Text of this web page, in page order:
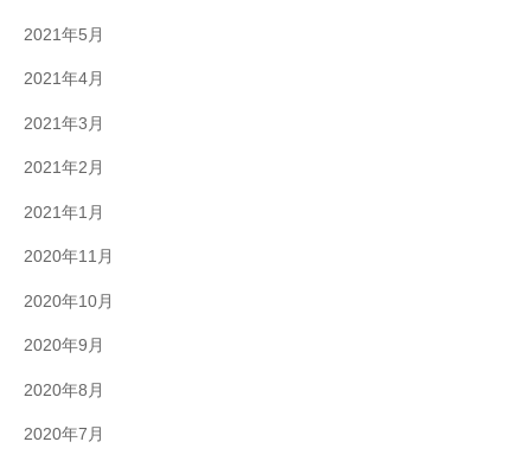
2021年5月
2021年4月
2021年3月
2021年2月
2021年1月
2020年11月
2020年10月
2020年9月
2020年8月
2020年7月